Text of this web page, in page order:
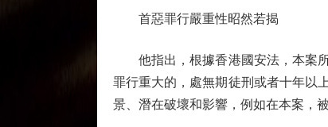
首惡罪行嚴重性昭然若揭
他指出，根據香港國安法，本案所
罪行重大的，處無期徒刑或者十年以
景、潛在破壞和影響，例如在本案，